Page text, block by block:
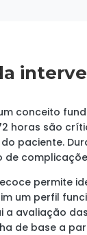
conceito
horas são
paciente.
de
permite
um perfil
avaliação
de base a